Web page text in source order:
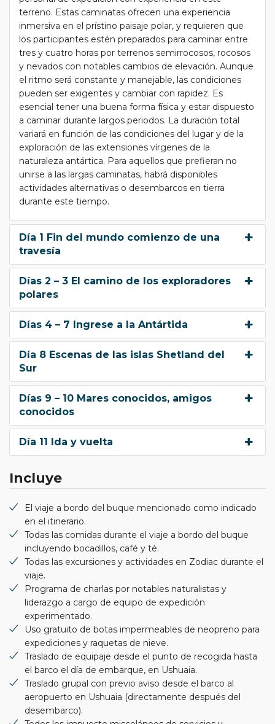
terreno. Estas caminatas ofrecen una experiencia
inmersiva en el prístino paisaje polar, y requieren que
los participantes estén preparados para caminar entre
tres y cuatro horas por terrenos semirrocosos, rocosos
y nevados con notables cambios de elevación. Aunque
el ritmo será constante y manejable, las condiciones
pueden ser exigentes y cambiar con rapidez. Es
esencial tener una buena forma física y estar dispuesto
a caminar durante largos periodos. La duración total
variará en función de las condiciones del lugar y de la
exploración de las extensiones vírgenes de la
naturaleza antártica. Para aquellos que prefieran no
unirse a las largas caminatas, habrá disponibles
actividades alternativas o desembarcos en tierra
durante este tiempo.
Día 1 Fin del mundo comienzo de una
travesía
Días 2 – 3 El camino de los exploradores
polares
Días 4 – 7 Ingrese a la Antártida
Día 8 Escenas de las islas Shetland del
Sur
Días 9 – 10 Mares conocidos, amigos
conocidos
Día 11 Ida y vuelta
Incluye
El viaje a bordo del buque mencionado como indicado
en el itinerario.
Todas las comidas durante el viaje a bordo del buque
incluyendo bocadillos, café y té.
Todas las excursiones y actividades en Zodiac durante el
viaje.
Programa de charlas por notables naturalistas y
liderazgo a cargo de equipo de expedición
experimentado.
Uso gratuito de botas impermeables de neopreno para
expediciones y raquetas de nieve.
Traslado de equipaje desde el punto de recogida hasta
el barco el día de embarque, en Ushuaia.
Traslado grupal con previo aviso desde el barco al
aeropuerto en Ushuaia (directamente después del
desembarco).